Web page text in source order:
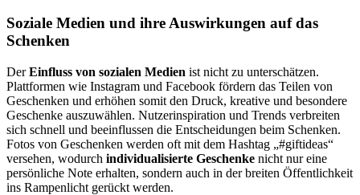
Soziale Medien und ihre Auswirkungen auf das
Schenken
DerEinfluss von sozialen Medien ist nicht zu unterschätzen.
Plattformen wie Instagram und Facebook fördern das Teilen von
Geschenken und erhöhen somit den Druck, kreative und besondere
Geschenke auszuwählen. Nutzerinspiration und Trends verbreiten
sich schnell und beeinflussen die Entscheidungen beim Schenken.
Fotos von Geschenken werden oft mit dem Hashtag „#giftideas“
versehen, wodurch individualisierte Geschenke nicht nur eine
persönliche Note erhalten, sondern auch in der breiten Öffentlichkeit
ins Rampenlicht gerückt werden.